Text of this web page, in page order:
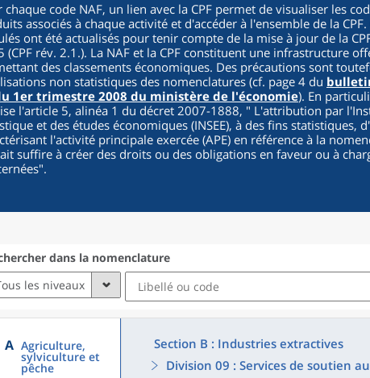
chaque code NAF, un lien avec la CPF permet de visualiser les
associés à chaque activité et d'accéder à l'ensemble de la CPF.
ont été actualisés pour tenir compte de la mise à jour de la
(CPF rév. 2.1.). La NAF et la CPF constituent une infrastructure
des classements économiques. Des précautions sont
non statistiques des nomenclatures (cf. page 4 du
1er trimestre 2008 du ministère de l'économie). En
l'article 5, alinéa 1 du décret 2007-1888, " L'attribution par
et des études économiques (INSEE), à des fins statistiques,
l'activité principale exercée (APE) en référence à la
suffire à créer des droits ou des obligations en faveur ou à
".
dans la nomenclature
Tous les niveaux
A Agriculture,
sylviculture et
pêche
Section B : Industries extractives
Division 09 : Services de soutien